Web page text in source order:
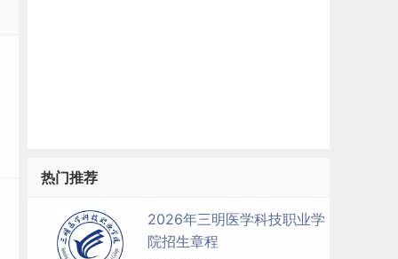
热门推荐
2026年三明医学科技职业学
院招生章程